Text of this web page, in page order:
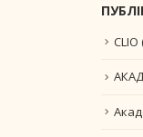
CLIO